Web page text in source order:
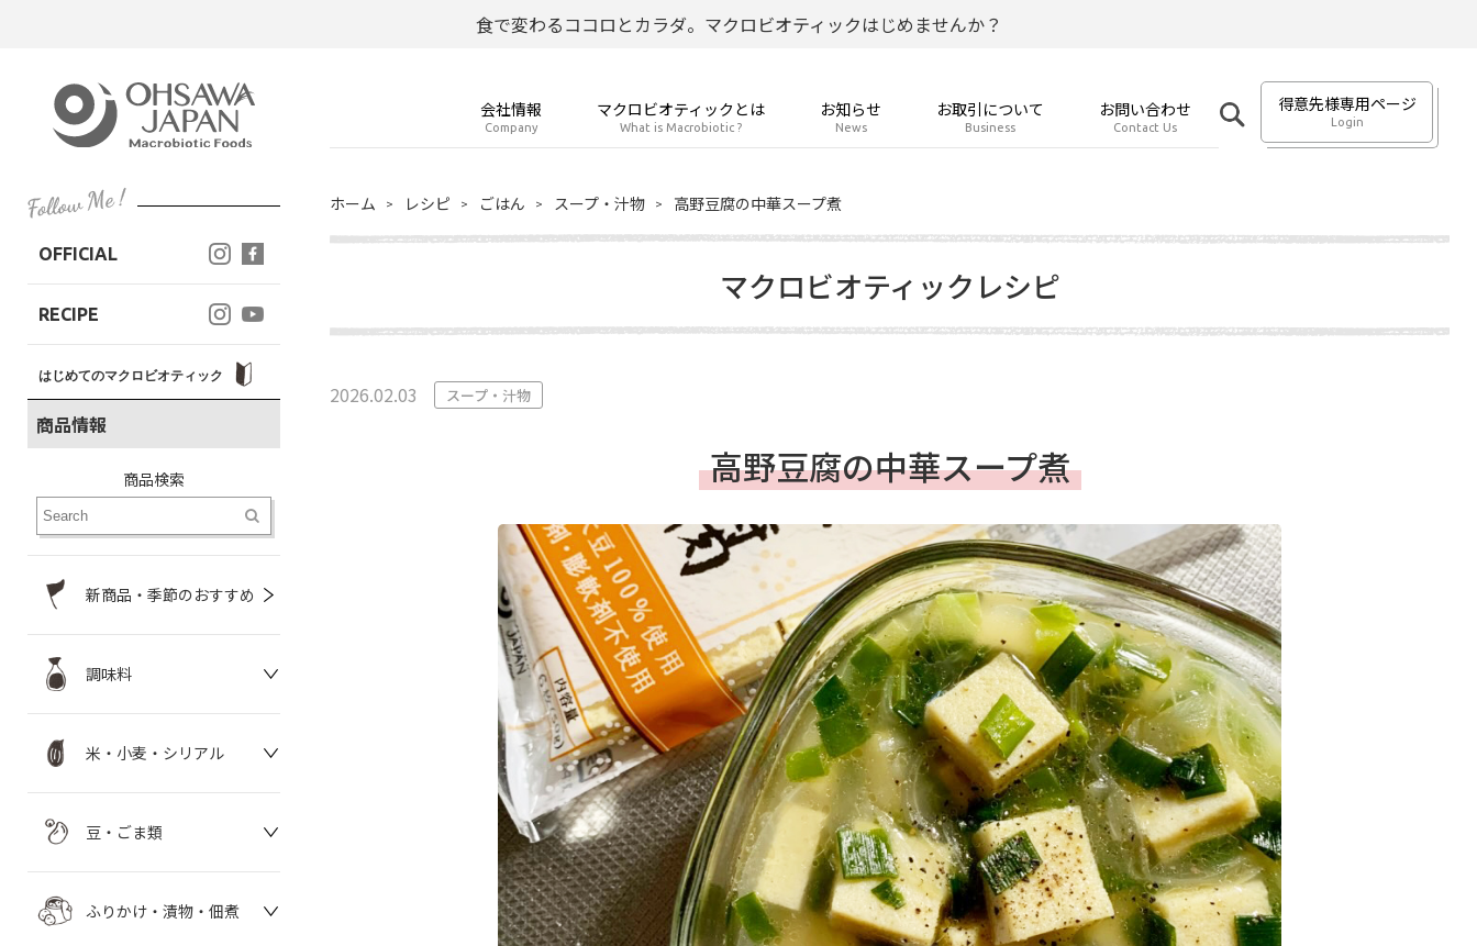
食で変わるココロとカラダ。マクロビオティックはじめませんか？
会社情報
Company
マクロビオティックとは
What is Macrobiotic ?
お知らせ
News
お取引について
Business
お問い合わせ
Contact Us
得意先様専用ページ
Login
OFFICIAL
RECIPE
はじめてのマクロビオティック
商品情報
商品検索
新商品・季節のおすすめ
調味料
米・小麦・シリアル
豆・ごま類
ふりかけ・漬物・佃煮
ホーム レシピ ごはん スープ・汁物 高野豆腐の中華スープ煮
マクロビオティックレシピ
2026.02.03 スープ・汁物
高野豆腐の中華スープ煮